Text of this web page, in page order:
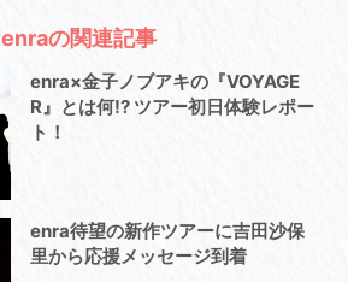
enraの関連記事
enra×金子ノブアキの『VOYAGE
R』とは何!? ツアー初日体験レポー
ト！
enra待望の新作ツアーに吉田沙保
里から応援メッセージ到着